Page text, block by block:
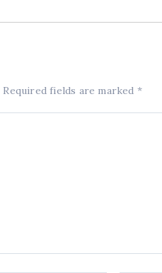
Required fields are marked *